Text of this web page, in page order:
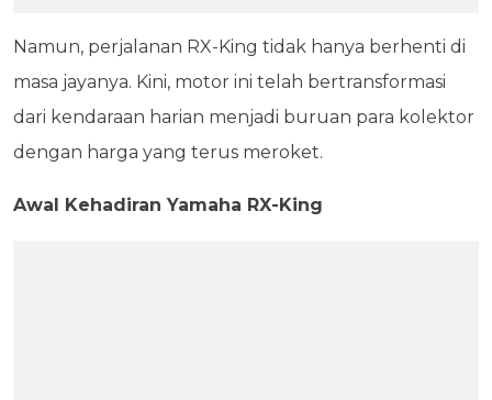
Namun, perjalanan RX-King tidak hanya berhenti di
masa jayanya. Kini, motor ini telah bertransformasi
dari kendaraan harian menjadi buruan para kolektor
dengan harga yang terus meroket.
Awal Kehadiran Yamaha RX-King